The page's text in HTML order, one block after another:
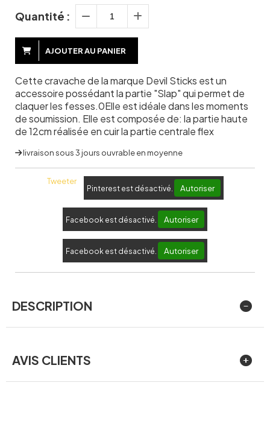
Quantité :
AJOUTER AU PANIER
Cette cravache de la marque Devil Sticks est un
accessoire possédant la partie "Slap" qui permet de
claquer les fesses.0Elle est idéale dans les moments
de soumission. Elle est composée de: la partie haute
de 12cm réalisée en cuir la partie centrale flex
livraison sous 3 jours ouvrable en moyenne
Tweeter
Pinterest est désactivé. Autoriser
Facebook est désactivé. Autoriser
Facebook est désactivé. Autoriser
DESCRIPTION
AVIS CLIENTS